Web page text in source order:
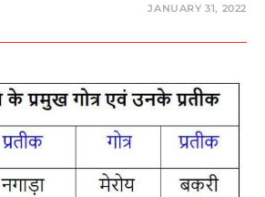
JANUARY 31, 2022